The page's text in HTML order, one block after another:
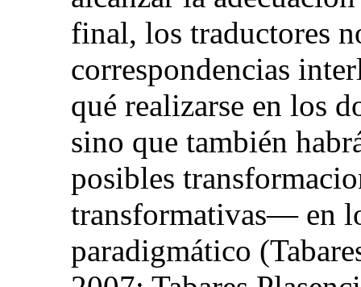
final, los traductores
correspondencias
qué realizarse en los
sino que también
posibles
transformativas― en
paradigmático